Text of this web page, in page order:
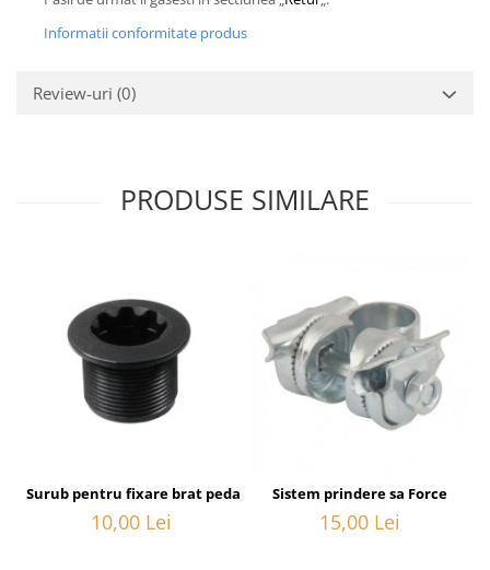
Informatii conformitate produs
Review-uri (0)
PRODUSE SIMILARE
Surub pentru fixare brat pedalier Shimano FC-6800, M20
10,00 Lei
Sistem prindere sa Force
15,00 Lei